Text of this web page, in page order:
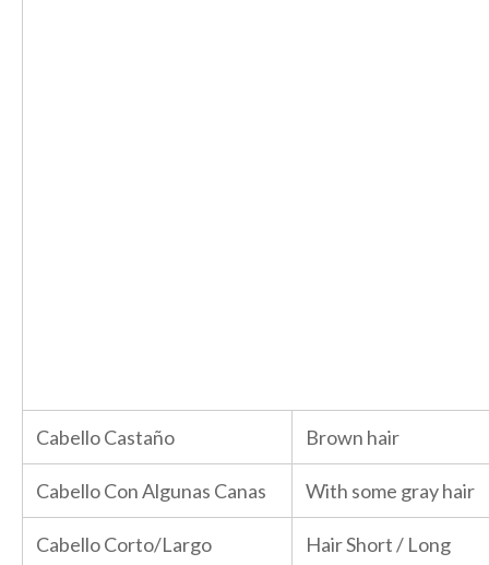
Cabello Castaño Brown hair
Cabello Con Algunas Canas With some gray hair
Cabello Corto/Largo Hair Short / Long